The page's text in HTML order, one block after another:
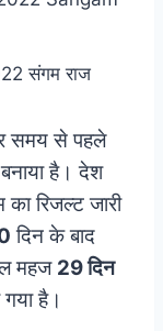
संगम राज
समय से पहले
है। देश
का रिजल्ट जारी
दिन के बाद
महज 29 दिन
गया है।